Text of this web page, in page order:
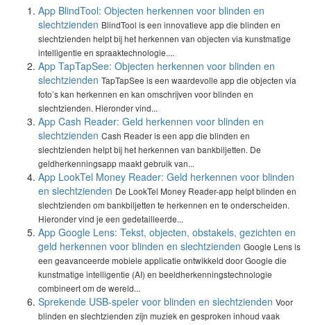
App BlindTool: Objecten herkennen voor blinden en
slechtzienden BlindTool is een innovatieve app die blinden en
slechtzienden helpt bij het herkennen van objecten via kunstmatige
intelligentie en spraaktechnologie....
App TapTapSee: Objecten herkennen voor blinden en
slechtzienden TapTapSee is een waardevolle app die objecten via
foto’s kan herkennen en kan omschrijven voor blinden en
slechtzienden. Hieronder vind...
App Cash Reader: Geld herkennen voor blinden en
slechtzienden Cash Reader is een app die blinden en
slechtzienden helpt bij het herkennen van bankbiljetten. De
geldherkenningsapp maakt gebruik van...
App LookTel Money Reader: Geld herkennen voor blinden
en slechtzienden De LookTel Money Reader-app helpt blinden en
slechtzienden om bankbiljetten te herkennen en te onderscheiden.
Hieronder vind je een gedetailleerde...
App Google Lens: Tekst, objecten, obstakels, gezichten en
geld herkennen voor blinden en slechtzienden Google Lens is
een geavanceerde mobiele applicatie ontwikkeld door Google die
kunstmatige intelligentie (AI) en beeldherkenningstechnologie
combineert om de wereld...
Sprekende USB-speler voor blinden en slechtzienden Voor
blinden en slechtzienden zijn muziek en gesproken inhoud vaak